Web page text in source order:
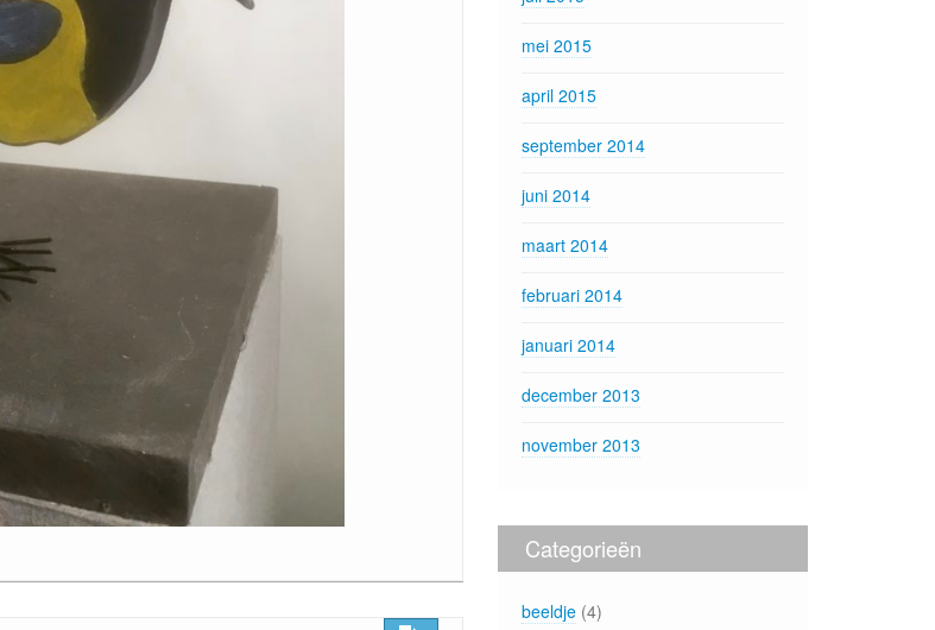
mei 2015
april 2015
september 2014
juni 2014
maart 2014
februari 2014
januari 2014
december 2013
november 2013
Categorieën
beeldje (4)